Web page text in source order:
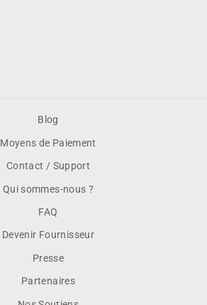
Blog
Moyens de Paiement
Contact / Support
Qui sommes-nous ?
FAQ
Devenir Fournisseur
Presse
Partenaires